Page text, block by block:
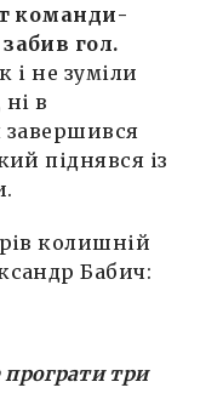
команди-
гол.
і не зуміли
в
піднявся із
колишній
Бабич:
три